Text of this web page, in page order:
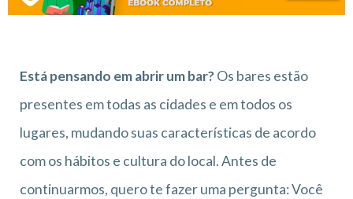
Está pensando em abrir um bar?Os bares estão
presentes em todas as cidades e em todos os
lugares, mudando suas características de acordo
com os hábitos e cultura do local. Antes de
continuarmos, quero te fazer uma pergunta: Você